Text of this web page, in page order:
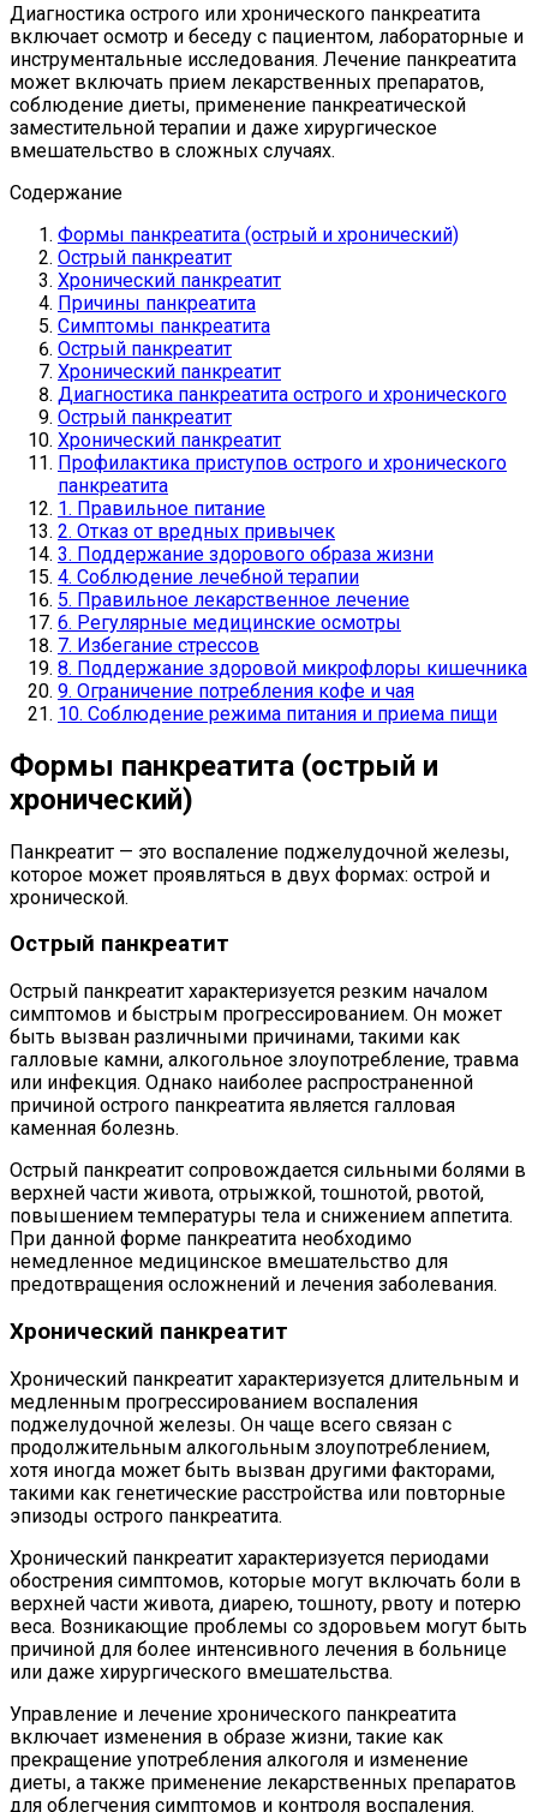
Диагностика острого или хронического панкреатита
включает осмотр и беседу с пациентом, лабораторные и
инструментальные исследования. Лечение панкреатита
может включать прием лекарственных препаратов,
соблюдение диеты, применение панкреатической
заместительной терапии и даже хирургическое
вмешательство в сложных случаях.
Содержание
Формы панкреатита (острый и хронический)
Острый панкреатит
Хронический панкреатит
Причины панкреатита
Симптомы панкреатита
Острый панкреатит
Хронический панкреатит
Диагностика панкреатита острого и хронического
Острый панкреатит
Хронический панкреатит
Профилактика приступов острого и хронического
панкреатита
1. Правильное питание
2. Отказ от вредных привычек
3. Поддержание здорового образа жизни
4. Соблюдение лечебной терапии
5. Правильное лекарственное лечение
6. Регулярные медицинские осмотры
7. Избегание стрессов
8. Поддержание здоровой микрофлоры кишечника
9. Ограничение потребления кофе и чая
10. Соблюдение режима питания и приема пищи
Формы панкреатита (острый и
хронический)
Панкреатит — это воспаление поджелудочной железы,
которое может проявляться в двух формах: острой и
хронической.
Острый панкреатит
Острый панкреатит характеризуется резким началом
симптомов и быстрым прогрессированием. Он может
быть вызван различными причинами, такими как
галловые камни, алкогольное злоупотребление, травма
или инфекция. Однако наиболее распространенной
причиной острого панкреатита является галловая
каменная болезнь.
Острый панкреатит сопровождается сильными болями в
верхней части живота, отрыжкой, тошнотой, рвотой,
повышением температуры тела и снижением аппетита.
При данной форме панкреатита необходимо
немедленное медицинское вмешательство для
предотвращения осложнений и лечения заболевания.
Хронический панкреатит
Хронический панкреатит характеризуется длительным и
медленным прогрессированием воспаления
поджелудочной железы. Он чаще всего связан с
продолжительным алкогольным злоупотреблением,
хотя иногда может быть вызван другими факторами,
такими как генетические расстройства или повторные
эпизоды острого панкреатита.
Хронический панкреатит характеризуется периодами
обострения симптомов, которые могут включать боли в
верхней части живота, диарею, тошноту, рвоту и потерю
веса. Возникающие проблемы со здоровьем могут быть
причиной для более интенсивного лечения в больнице
или даже хирургического вмешательства.
Управление и лечение хронического панкреатита
включает изменения в образе жизни, такие как
прекращение употребления алкоголя и изменение
диеты, а также применение лекарственных препаратов
для облегчения симптомов и контроля воспаления.